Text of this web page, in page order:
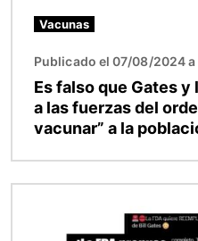
Vacunas
Publicado el 07/08/2024
Es falso que Gates
a las fuerzas del
vacunar” a la